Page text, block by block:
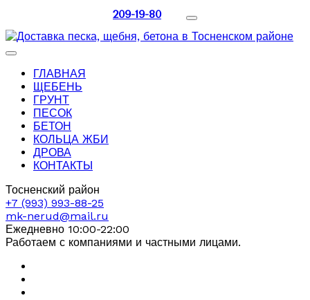
209-19-80
ГЛАВНАЯ
ЩЕБЕНЬ
ГРУНТ
ПЕСОК
БЕТОН
КОЛЬЦА ЖБИ
ДРОВА
КОНТАКТЫ
Тосненский район
+7 (993) 993-88-25
mk-nerud@mail.ru
Ежедневно 10:00-22:00
Работаем с компаниями и частными лицами.